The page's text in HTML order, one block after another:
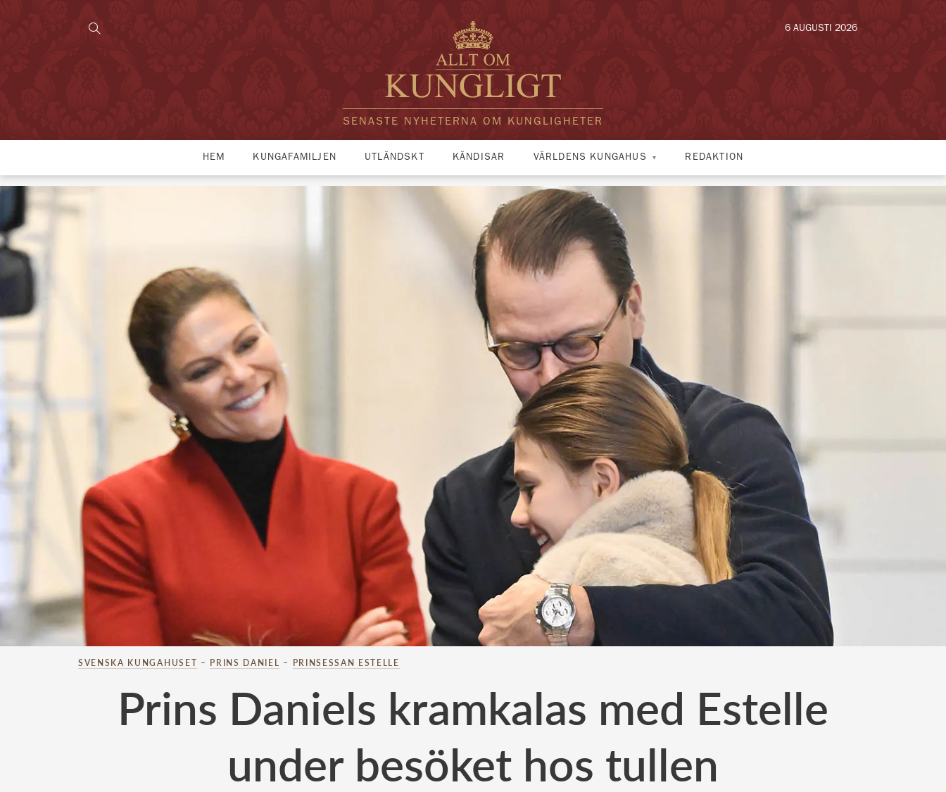
SENASTE NYHETERNA OM KUNGLIGHETER
6 AUGUSTI 2026
HEM KUNGAFAMILJEN UTLÄNDSKT KÄNDISAR VÄRLDENS KUNGAHUS REDAKTION
SVENSKA KUNGAHUSET – PRINS DANIEL – PRINSESSAN ESTELLE
Prins Daniels kramkalas med Estelle
under besöket hos tullen